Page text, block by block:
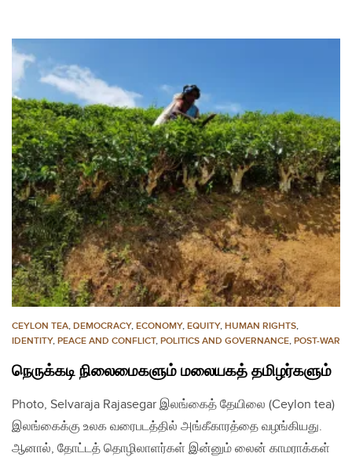
CEYLON TEA, DEMOCRACY, ECONOMY, EQUITY, HUMAN RIGHTS,
IDENTITY, PEACE AND CONFLICT, POLITICS AND GOVERNANCE, POST-WAR
நெருக்கடி நிலைமைகளும் மலையகத் தமிழர்களும்
Photo, Selvaraja Rajasegar இலங்கைத் தேயிலை (Ceylon tea)
இலங்கைக்கு உலக வரைபடத்தில் அங்கீகாரத்தை வழங்கியது.
ஆனால், தோட்டத் தொழிலாளர்கள் இன்னும் லைன் காமராக்கள்